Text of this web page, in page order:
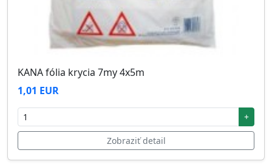
KANA fólia krycia 7my 4x5m
1,01 EUR
+
Zobraziť detail